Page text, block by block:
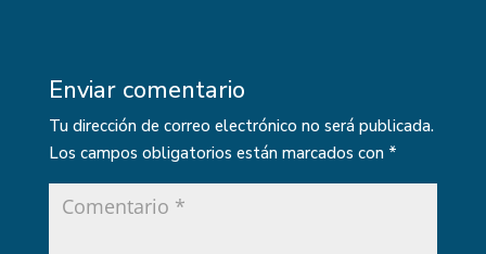
Enviar comentario
Tu dirección de correo electrónico no será publicada.
Los campos obligatorios están marcados con *